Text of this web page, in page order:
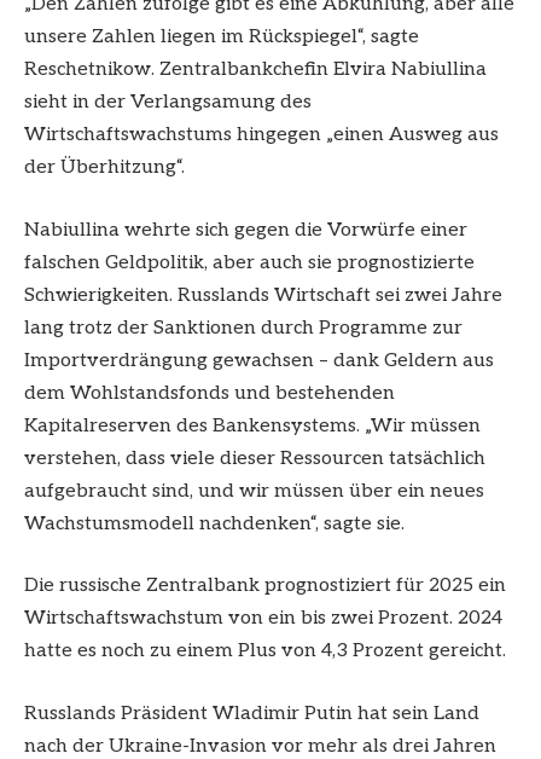
unsere Zahlen liegen im Rückspiegel“, sagte
Reschetnikow. Zentralbankchefin Elvira Nabiullina
sieht in der Verlangsamung des
Wirtschaftswachstums hingegen „einen Ausweg aus
der Überhitzung“.
Nabiullina wehrte sich gegen die Vorwürfe einer
falschen Geldpolitik, aber auch sie prognostizierte
Schwierigkeiten. Russlands Wirtschaft sei zwei Jahre
lang trotz der Sanktionen durch Programme zur
Importverdrängung gewachsen – dank Geldern aus
dem Wohlstandsfonds und bestehenden
Kapitalreserven des Bankensystems. „Wir müssen
verstehen, dass viele dieser Ressourcen tatsächlich
aufgebraucht sind, und wir müssen über ein neues
Wachstumsmodell nachdenken“, sagte sie.
Die russische Zentralbank prognostiziert für 2025 ein
Wirtschaftswachstum von ein bis zwei Prozent. 2024
hatte es noch zu einem Plus von 4,3 Prozent gereicht.
Russlands Präsident Wladimir Putin hat sein Land
nach der Ukraine-Invasion vor mehr als drei Jahren